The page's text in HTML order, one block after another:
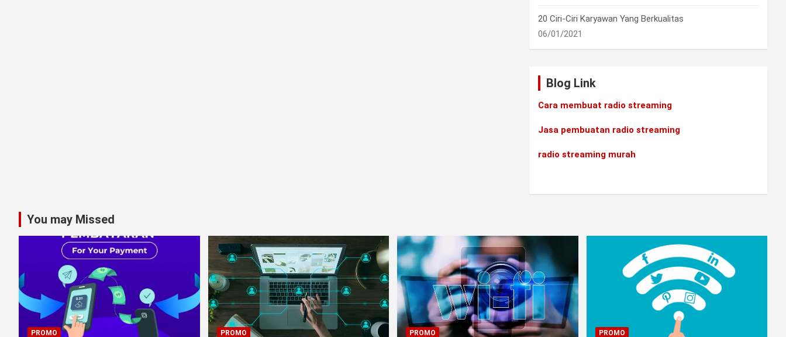
20 Ciri-Ciri Karyawan Yang Berkualitas
06/01/2021
Blog Link
Cara membuat radio streaming
Jasa pembuatan radio streaming
radio streaming murah
You may Missed
PROMO PROMO PROMO PROMO